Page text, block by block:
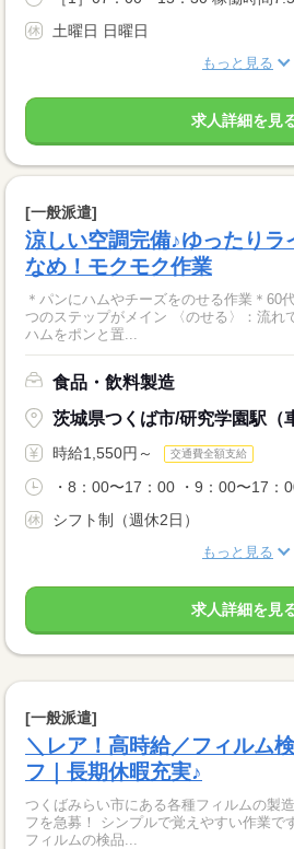
土曜日 日曜日
もっと見る
求人詳細を見
[一般派遣]
涼しい空調完備♪ゆったりラ
なめ！モクモク作業
＊パンにハムやチーズをのせる作業＊60代も活躍
つのステップがメイン 〈のせる〉：流れ
ハムをポンと置...
食品・飲料製造
茨城県つくば市/研究学園駅（
時給1,550円～ 交通費全額支給
・8：00〜17：00 ・9：00〜17：
シフト制（週休2日）
もっと見る
求人詳細を見
[一般派遣]
＼レア！高時給／フィルム
フ｜長期休暇充実♪
つくばみらい市にある各種フィルムの製
フを急募！ シンプルで覚えやすい作業です 具体的には… ・ロール
フィルムの検品...